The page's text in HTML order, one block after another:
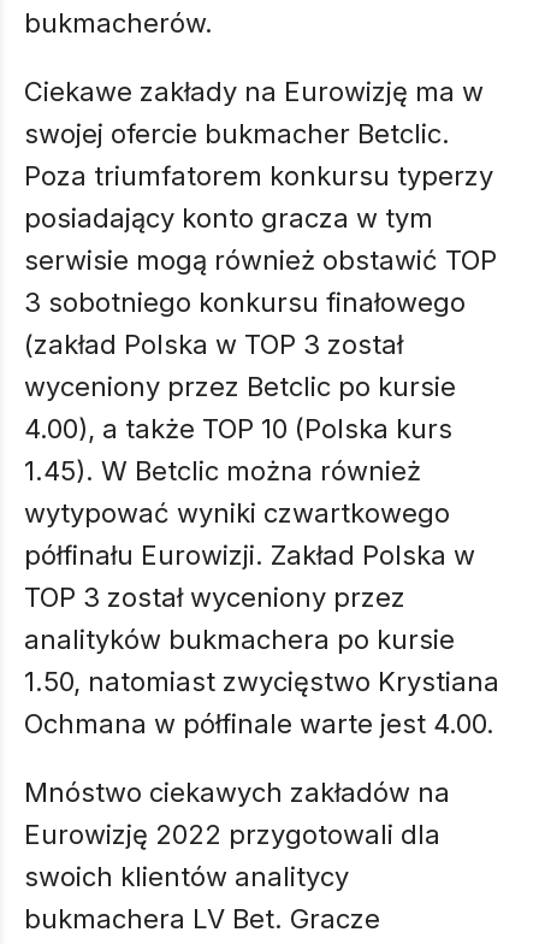
bukmacherów.
Ciekawe zakłady na Eurowizję ma w
swojej ofercie bukmacher Betclic.
Poza triumfatorem konkursu typerzy
posiadający konto gracza w tym
serwisie mogą również obstawić TOP
3 sobotniego konkursu finałowego
(zakład Polska w TOP 3 został
wyceniony przez Betclic po kursie
4.00), a także TOP 10 (Polska kurs
1.45). W Betclic można również
wytypować wyniki czwartkowego
półfinału Eurowizji. Zakład Polska w
TOP 3 został wyceniony przez
analityków bukmachera po kursie
1.50, natomiast zwycięstwo Krystiana
Ochmana w półfinale warte jest 4.00.
Mnóstwo ciekawych zakładów na
Eurowizję 2022 przygotowali dla
swoich klientów analitycy
bukmachera LV Bet. Gracze